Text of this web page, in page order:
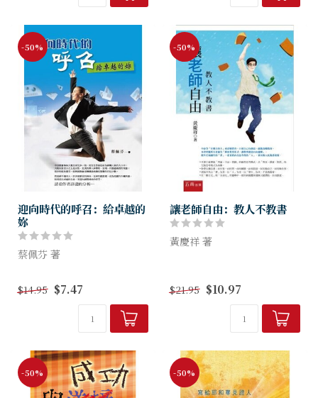
-50%
迎向時代的呼召：給卓越的
妳
蔡佩芬 著
應神的呼召？ 本書有最佳的
解答。姐妹如何裝備自己成為
$14.95 $7.47
-50%
讓老師自由：教人不教書
黃慶祥 著
得用數位科技來做「創意教
學」，教學生「做自己」和
「做世界」的老師。做老師其
實很容易，因為...
$21.95 $10.97
-50% -50%